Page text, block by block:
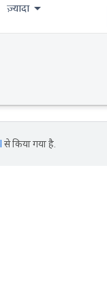
ज़्यादा
से किया गया है.